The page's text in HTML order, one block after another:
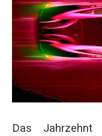
Das